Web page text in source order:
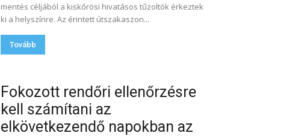
mentés céljából a kiskőrösi hivatásos tűzoltók érkeztek
ki a helyszínre. Az érintett útszakaszon...
Tovább
Fokozott rendőri ellenőrzésre
kell számítani az
elkövetkezendő napokban az